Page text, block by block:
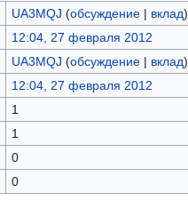
UA3MQJ (обсуждение| вклад)
12:04, 27 февраля 2012
UA3MQJ (обсуждение| вклад)
12:04, 27 февраля 2012
1
1
0
0